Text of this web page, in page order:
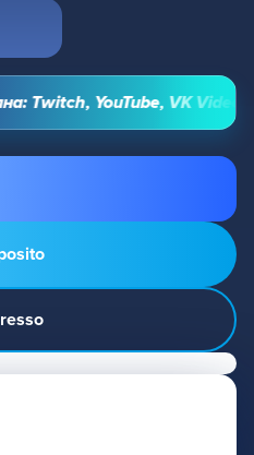
Twitch, YouTube, VK Video